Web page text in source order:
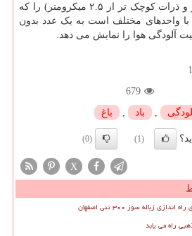
کوچک تر از ۱۰ میکرومتر و ذرات کوچک تر از ۲.۵ میکرومتر) را که
با واحدهای مختلف است به یک عدد بدون
آلودگی هوا را نمایش می دهد.
679
آلودگی , باد , باغ
(1)
(0)
X
زباله سوز ۳۰۰ تنی اصفهان
راه می یابد